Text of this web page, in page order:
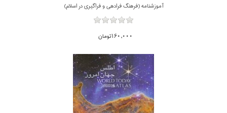
آموزشنامه (فرهنگ فرادهي و فراگيري در اسلام)
160,000تومان